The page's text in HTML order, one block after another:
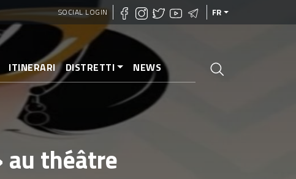
SOCIAL LOGIN FR
ITINERARI DISTRETTI NEWS
au théâtre